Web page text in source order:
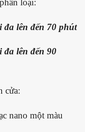
loại:
đa lên đến 70 phút
đa lên đến 90
cửa:
nano một màu